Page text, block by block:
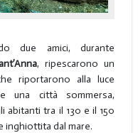
due amici, durante
, ripescarono un
riportarono alla luce
una città sommersa,
abitanti tra il 130 e il 150
inghiottita dal mare.